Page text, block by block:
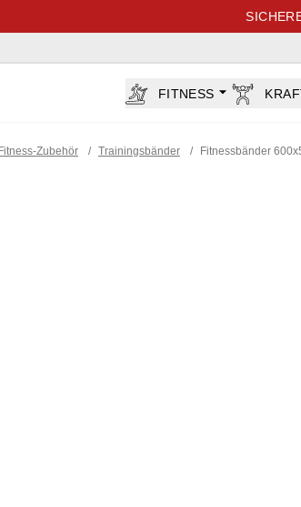
FITNESS
Fitness-Zubehör / Trainingsbänder / Fitnessbänder